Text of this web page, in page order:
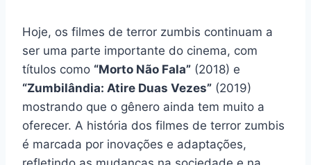
Hoje, os filmes de terror zumbis continuam a
ser uma parte importante do cinema, com
títulos como “Morto Não Fala” (2018) e
“Zumbilândia: Atire Duas Vezes” (2019)
mostrando que o gênero ainda tem muito a
oferecer. A história dos filmes de terror zumbis
é marcada por inovações e adaptações,